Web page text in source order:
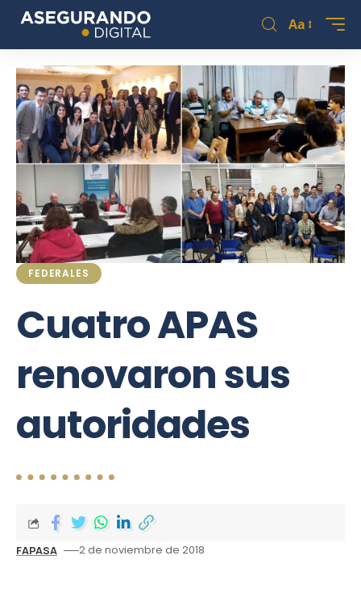
Aa
FEDERALES
Cuatro APAS
renovaron sus
autoridades
FAPASA 2 de noviembre de 2018